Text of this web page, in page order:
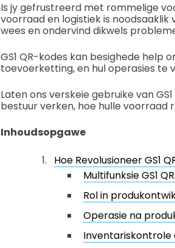
Is jy gefrustreerd met rommelige
voorraad en logistiek is noodsaaklik
wees en ondervind dikwels
GS1 QR-kodes kan besighede help
toevoerketting, en hul operasies te
Laten ons verskeie gebruike van
bestuur verken, hoe hulle voorraad
Inhoudsopgawe
Hoe Revolusioneer GS1
Multifunksie GS1
Rol in
Operasie na